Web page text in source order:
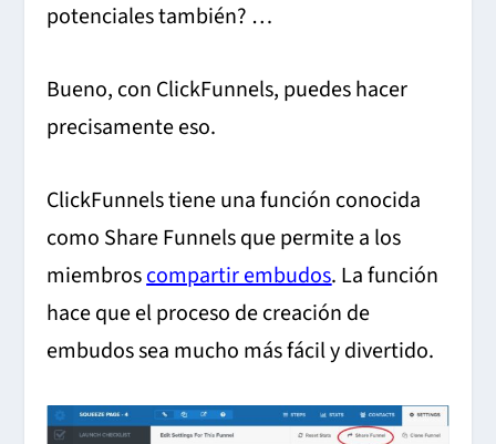
potenciales también? …
Bueno, con ClickFunnels, puedes hacer
precisamente eso.
ClickFunnels tiene una función conocida
como Share Funnels que permite a los
miembroscompartir embudos. La función
hace que el proceso de creación de
embudos sea mucho más fácil y divertido.